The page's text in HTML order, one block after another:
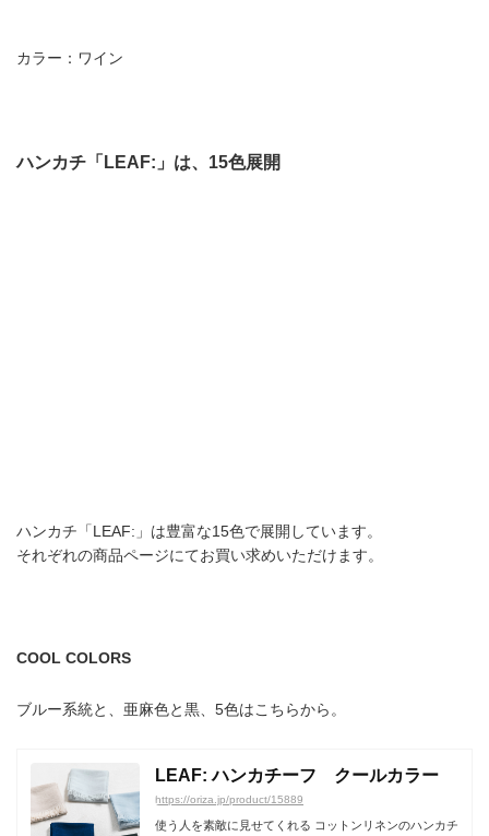
カラー：ワイン
ハンカチ「LEAF:」は、15色展開
ハンカチ「LEAF:」は豊富な15色で展開しています。
それぞれの商品ページにてお買い求めいただけます。
COOL COLORS
ブルー系統と、亜麻色と黒、5色はこちらから。
LEAF: ハンカチーフ クールカラー
https://oriza.jp/product/15889
使う人を素敵に見せてくれる コットンリネンのハンカチ